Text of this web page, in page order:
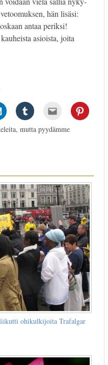
hän lisäsi:
antaa periksi!
asioista, joita
mutta pyydämme
ohikulkijoita Trafalgar